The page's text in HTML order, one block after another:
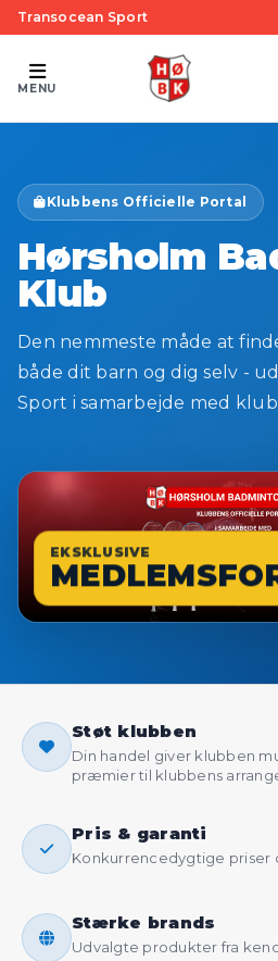
Transocean Sport
MENU
Klubbens Officielle Portal
Hørsholm
Klub
Den nemmeste måde at
både dit barn og dig selv -
Sport i samarbejde med
EKSKLUSIVE
Støt klubben
Din handel giver klubben
præmier til klubbens
Pris & garanti
Konkurrencedygtige priser
Stærke brands
Udvalgte produkter fra